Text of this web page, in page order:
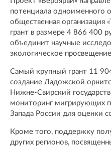
потенциала одноименного
общественная организация
грант в размере 4 866 400
объединит научные
экологическое
Самый крупный грант 11
создание Ладожской
Нижне-Свирский
мониторинг мигрирующих
Запада России для оценки
Кроме того, поддержку
других регионов,